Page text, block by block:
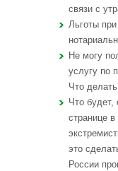
связи с
Льготы
Не могу
услугу по
Что
Что
странице
это
России